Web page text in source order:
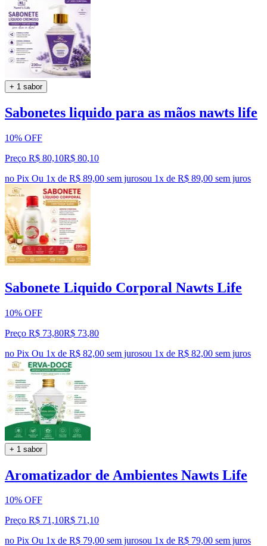
+ 1 sabor
Sabonetes liquido para as mãos nawts life
10% OFF
Preço R$ 80,10R$ 80,10
no Pix Ou 1x de R$ 89,00 sem jurosou 1x de R$ 89,00 sem juros
Sabonete Liquido Corporal Nawts Life
10% OFF
Preço R$ 73,80R$ 73,80
no Pix Ou 1x de R$ 82,00 sem jurosou 1x de R$ 82,00 sem juros
+ 1 sabor
Aromatizador de Ambientes Nawts Life
10% OFF
Preço R$ 71,10R$ 71,10
no Pix Ou 1x de R$ 79,00 sem jurosou 1x de R$ 79,00 sem juros